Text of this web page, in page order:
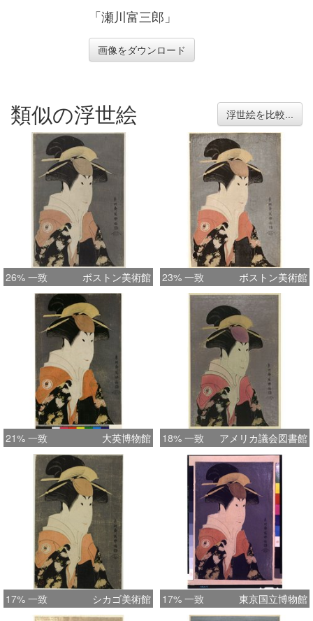
「瀬川富三郎」
画像をダウンロード
類似の浮世絵 浮世絵を比較...
26% 一致 ボストン美術館 23% 一致 ボストン美術館
21% 一致 大英博物館 18% 一致 アメリカ議会図書館
17% 一致 シカゴ美術館 17% 一致 東京国立博物館